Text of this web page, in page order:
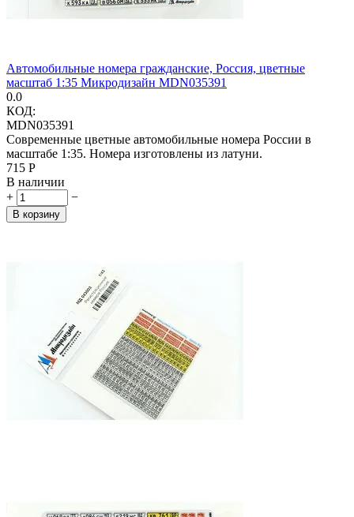
Автомобильные номера гражданские, Россия, цветные
масштаб 1:35 Микродизайн MDN035391
0.0
КОД:
MDN035391
Современные цветные автомобильные номера России в
масштабе 1:35. Номера изготовлены из латуни.
‍715‍ Р
В наличии
+
−
В корзину